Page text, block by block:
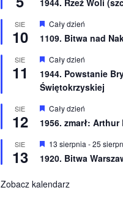
1944. Rzeź Woli
SIE
10
Wyróżnione
Cały dzień
1109. Bitwa nad
SIE
11
Wyróżnione
Cały dzień
1944. Powstanie
Świętokrzyskiej
SIE
12
Wyróżnione
Cały dzień
1956. zmarł:
SIE
13
Wyróżnione
13 sierpnia -25
1920. Bitwa
Zobacz kalendarz